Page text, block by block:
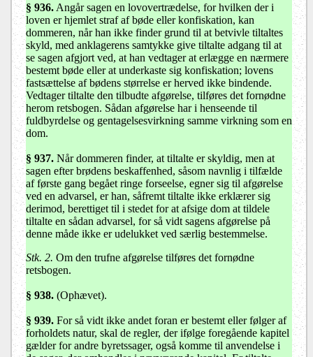
§ 936. Angår sagen en lovovertrædelse, for hvilken der i
loven er hjemlet straf af bøde eller konfiskation, kan
dommeren, når han ikke finder grund til at betvivle tiltaltes
skyld, med anklagerens samtykke give tiltalte adgang til at
se sagen afgjort ved, at han vedtager at erlægge en nærmere
bestemt bøde eller at underkaste sig konfiskation; lovens
fastsættelse af bødens størrelse er herved ikke bindende.
Vedtager tiltalte den tilbudte afgørelse, tilføres det fornødne
herom retsbogen. Sådan afgørelse har i henseende til
fuldbyrdelse og gentagelsesvirkning samme virkning som en
dom.
§ 937. Når dommeren finder, at tiltalte er skyldig, men at
sagen efter brødens beskaffenhed, såsom navnlig i tilfælde
af første gang begået ringe forseelse, egner sig til afgørelse
ved en advarsel, er han, såfremt tiltalte ikke erklærer sig
derimod, berettiget til i stedet for at afsige dom at tildele
tiltalte en sådan advarsel, for så vidt sagens afgørelse på
denne måde ikke er udelukket ved særlig bestemmelse.
Stk. 2. Om den trufne afgørelse tilføres det fornødne
retsbogen.
§ 938. (Ophævet).
§ 939. For så vidt ikke andet foran er bestemt eller følger af
forholdets natur, skal de regler, der ifølge foregående kapitel
gælder for andre byretssager, også komme til anvendelse i